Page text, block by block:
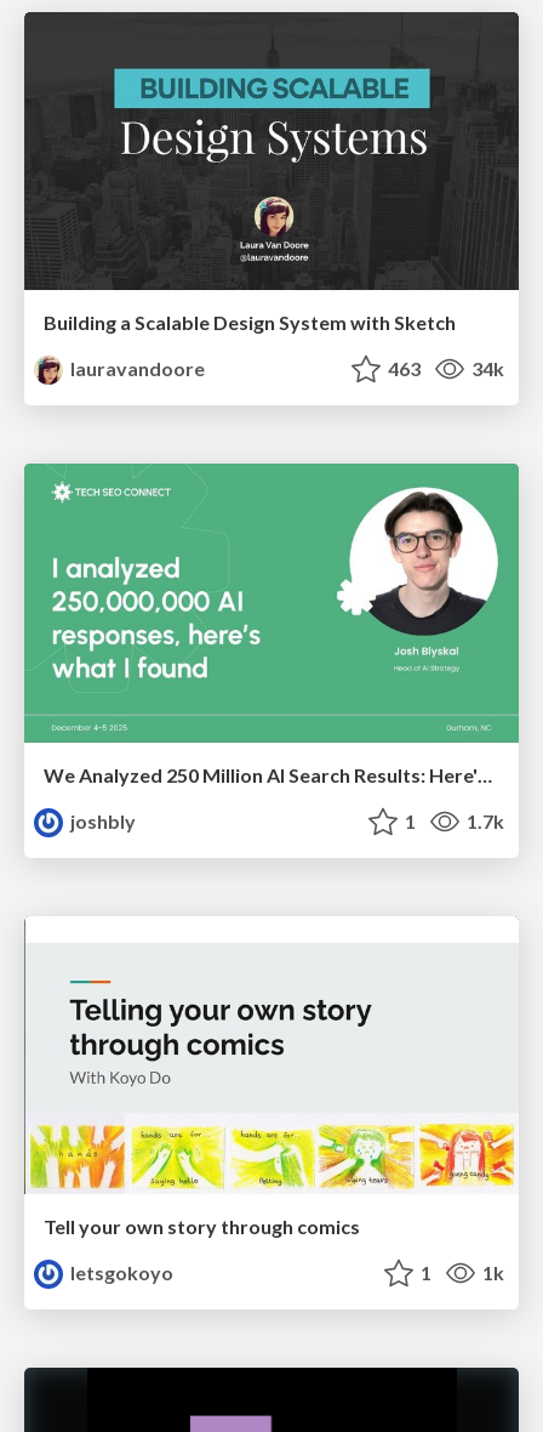
Building a Scalable Design System with Sketch
lauravandoore
463 34k
joshbly
1 1.7k
Tell your own story through comics
letsgokoyo
1 1k